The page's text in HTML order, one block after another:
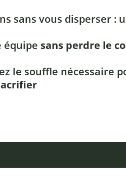
sans vous disperser :
équipe sans perdre le
le souffle nécessaire